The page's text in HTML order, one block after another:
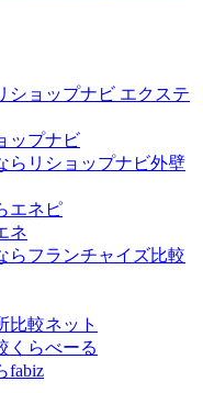
ショップナビ エクステ
ップナビ
ら リショップナビ外壁
エネピ
ネ
らフランチャイズ比較
比較ネット
くらべーる
fabiz